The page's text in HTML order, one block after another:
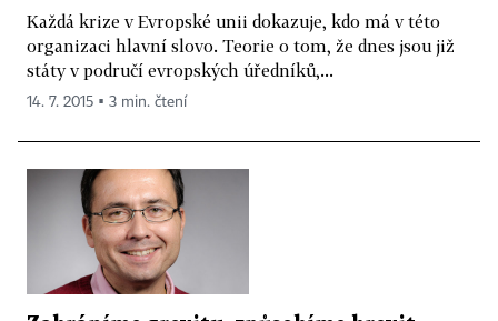
Každá krize v Evropské unii dokazuje, kdo má v této
organizaci hlavní slovo. Teorie o tom, že dnes jsou již
státy v područí evropských úředníků,...
14. 7. 2015 ▪ 3 min. čtení